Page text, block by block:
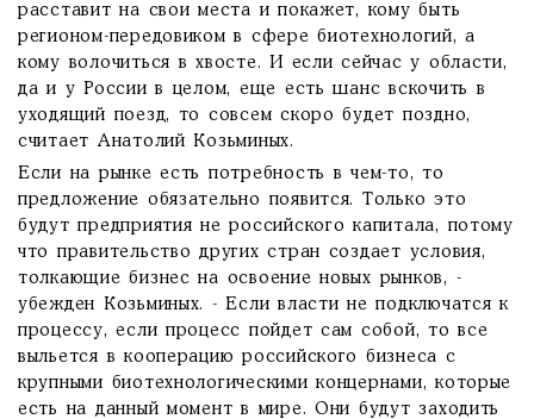
расставит на свои места и покажет, кому быть
регионом-передовиком в сфере биотехнологий, а
кому волочиться в хвосте. И если сейчас у области,
да и у России в целом, еще есть шанс вскочить в
уходящий поезд, то совсем скоро будет поздно,
считает Анатолий Козьминых.
Если на рынке есть потребность в чем-то, то
предложение обязательно появится. Только это
будут предприятия не российского капитала, потому
что правительство других стран создает условия,
толкающие бизнес на освоение новых рынков, -
убежден Козьминых. - Если власти не подключатся к
процессу, если процесс пойдет сам собой, то все
выльется в кооперацию российского бизнеса с
крупными биотехнологическими концернами, которые
есть на данный момент в мире. Они будут заходить